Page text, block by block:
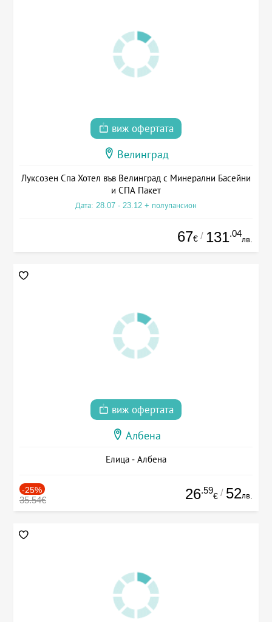
виж офертата
Велинград
Луксозен Спа Хотел във Велинград с Минерални Басейни
и СПА Пакет
Дата: 28.07 - 23.12 + полупансион
67€ / 131.04
лв.
виж офертата
Албена
Елица - Албена
-25%
35.54€ 26.59
€ / 52лв.